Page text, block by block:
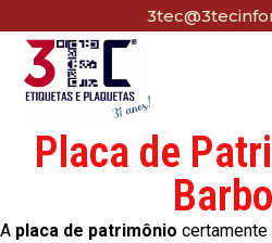
Placa de
A placa de patrimônio